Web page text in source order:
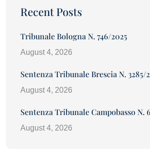
Recent Posts
Tribunale Bologna N. 746/2025
August 4, 2026
Sentenza Tribunale Brescia N. 3285/
August 4, 2026
Sentenza Tribunale Campobasso N.
August 4, 2026